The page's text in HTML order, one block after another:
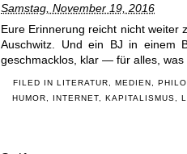
Samstag, November 19, 2016
Eure Erinnerung reicht nicht weiter
Auschwitz. Und ein BJ in einem
geschmacklos, klar — für alles,
FILED INLITERATUR ,MEDIEN ,
HUMOR
INTERNET, KAPITALISMUS